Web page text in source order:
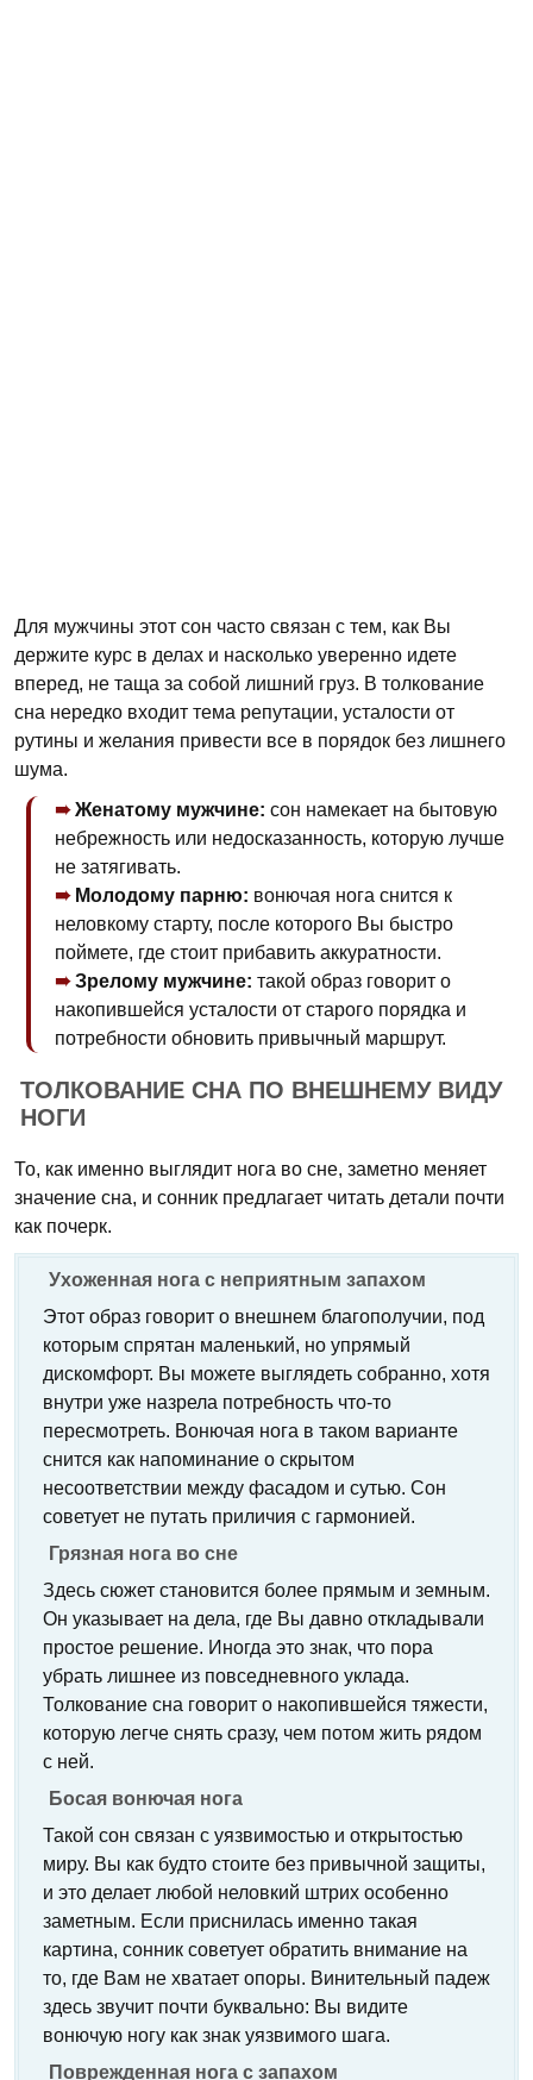
Для мужчины этот сон часто связан с тем, как Вы
держите курс в делах и насколько уверенно идете
вперед, не таща за собой лишний груз. В толкование
сна нередко входит тема репутации, усталости от
рутины и желания привести все в порядок без лишнего
шума.
Женатому мужчине: сон намекает на бытовую
небрежность или недосказанность, которую лучше
не затягивать.
Молодому парню: вонючая нога снится к
неловкому старту, после которого Вы быстро
поймете, где стоит прибавить аккуратности.
Зрелому мужчине: такой образ говорит о
накопившейся усталости от старого порядка и
потребности обновить привычный маршрут.
ТОЛКОВАНИЕ СНА ПО ВНЕШНЕМУ ВИДУ
НОГИ
То, как именно выглядит нога во сне, заметно меняет
значение сна, и сонник предлагает читать детали почти
как почерк.
Ухоженная нога с неприятным запахом
Этот образ говорит о внешнем благополучии, под
которым спрятан маленький, но упрямый
дискомфорт. Вы можете выглядеть собранно, хотя
внутри уже назрела потребность что-то
пересмотреть. Вонючая нога в таком варианте
снится как напоминание о скрытом
несоответствии между фасадом и сутью. Сон
советует не путать приличия с гармонией.
Грязная нога во сне
Здесь сюжет становится более прямым и земным.
Он указывает на дела, где Вы давно откладывали
простое решение. Иногда это знак, что пора
убрать лишнее из повседневного уклада.
Толкование сна говорит о накопившейся тяжести,
которую легче снять сразу, чем потом жить рядом
с ней.
Босая вонючая нога
Такой сон связан с уязвимостью и открытостью
миру. Вы как будто стоите без привычной защиты,
и это делает любой неловкий штрих особенно
заметным. Если приснилась именно такая
картина, сонник советует обратить внимание на
то, где Вам не хватает опоры. Винительный падеж
здесь звучит почти буквально: Вы видите
вонючую ногу как знак уязвимого шага.
Поврежденная нога с запахом